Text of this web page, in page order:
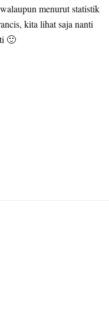
menurut statistik
kita lihat saja nanti
🙂